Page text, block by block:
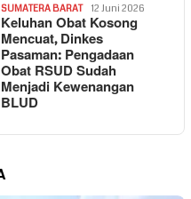
SUMATERA BARAT 12 Juni 2026
Keluhan Obat Kosong
Mencuat, Dinkes
Pasaman: Pengadaan
Obat RSUD Sudah
Menjadi Kewenangan
BLUD